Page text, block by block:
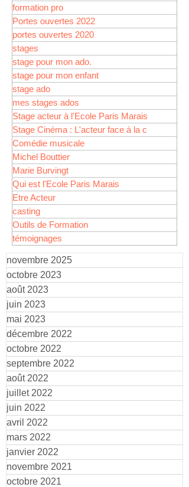
formation pro
Portes ouvertes 2022
portes ouvertes 2020
stages
stage pour mon ado.
stage pour mon enfant
stage ado
mes stages ados
Stage acteur à l'Ecole Paris Marais
Stage Cinéma : L'acteur face à la c
Comédie musicale
Michel Bouttier
Marie Burvingt
Qui est l'Ecole Paris Marais
Etre Acteur
casting
Outils de Formation
témoignages
novembre 2025
octobre 2023
août 2023
juin 2023
mai 2023
décembre 2022
octobre 2022
septembre 2022
août 2022
juillet 2022
juin 2022
avril 2022
mars 2022
janvier 2022
novembre 2021
octobre 2021